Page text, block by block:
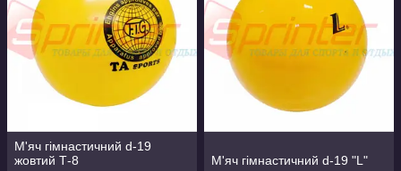
М'яч гімнастичний d-19
жовтий Т-8
М'яч гімнастичний d-19 "L"